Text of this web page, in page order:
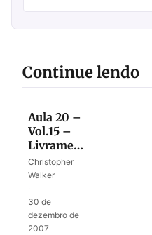
Continue lendo
Aula 20 –
Vol.15 –
Livramento
para
entrar na
na causa
de Deus
Christopher
Walker
30 de
dezembro de
2007